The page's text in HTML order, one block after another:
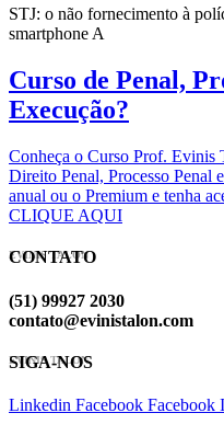
STJ: o não fornecimento à
smartphone A
Curso de Penal,
Execução?
Conheça o Curso Prof. Evinis
Direito Penal, Processo Penal
anual ou o Premium e tenha
CLIQUE AQUI
EVINIS TALON
CONTATO
(51) 99927 2030
contato@evinistalon.com
EVINIS TALON
SIGA-NOS
Linkedin Facebook Facebook